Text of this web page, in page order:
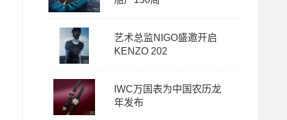
艺术总监NIGO盛邀开启
KENZO 202
IWC万国表为中国农历龙
年发布